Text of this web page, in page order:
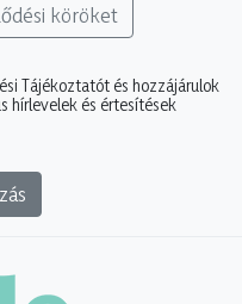
köröket
Tájékoztatót és hozzájárulok
hírlevelek és értesítések